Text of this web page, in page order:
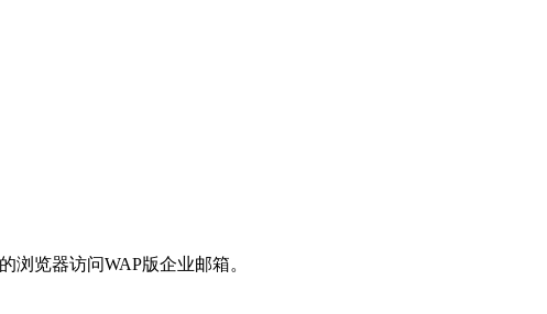
览器访问WAP版企业邮箱。